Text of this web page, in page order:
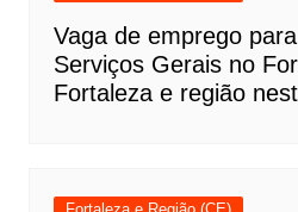
Vaga de emprego
Serviços Gerais no
Fortaleza e região